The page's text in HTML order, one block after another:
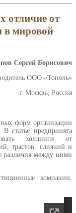
отличие от
в мировой
Сергей Борисович
ООО «Тополь»
г. Москва, Россия
форм организации
статье предпринята
холдинги от
трастов, слияний и
различия между ними
компании,